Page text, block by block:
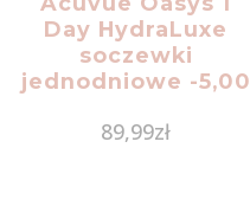
Day HydraLuxe
soczewki
jednodniowe -5,00
89,99zł